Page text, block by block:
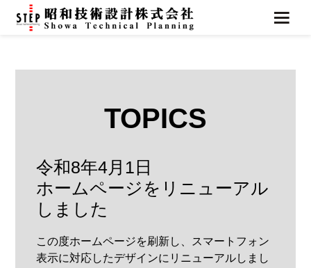
TOPICS
令和8年4月1日
ホームページをリニューアル
しました
この度ホームページを刷新し、スマートフォン
表示に対応したデザインにリニューアルしまし